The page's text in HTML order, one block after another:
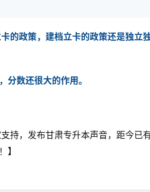
的政策，建档立卡的政策还是独立
数还很大的作用。
持，发布甘肃专升本声音，距今已
】